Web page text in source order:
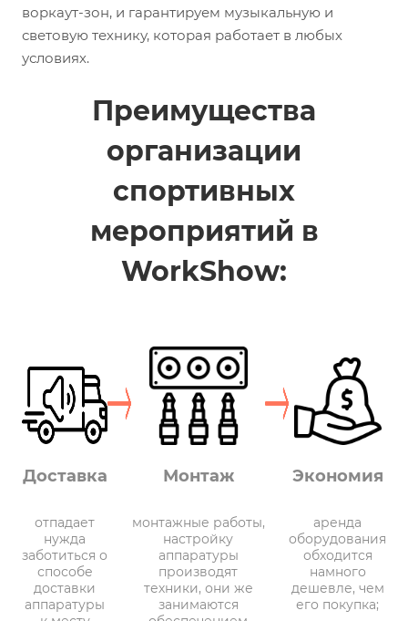
воркаут-зон, и гарантируем музыкальную и
световую технику, которая работает в любых
условиях.
Преимущества
организации
спортивных
мероприятий в
WorkShow:
Доставка
отпадает
нужда
заботиться о
способе
доставки
аппаратуры
Монтаж
монтажные работы,
настройку
аппаратуры
производят
техники, они же
занимаются
Экономия
аренда
оборудования
обходится
намного
дешевле, чем
его покупка;